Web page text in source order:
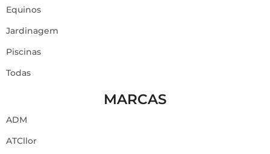
Equinos
Jardinagem
Piscinas
Todas
MARCAS
ADM
ATCllor